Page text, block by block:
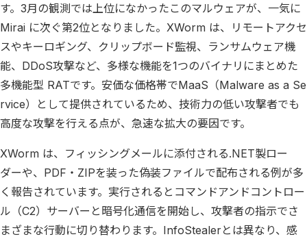
す。3月の観測では上位になかったこのマルウェアが、一気に
Mirai に次ぐ第2位となりました。XWorm は、リモートアクセ
スやキーロギング、クリップボード監視、ランサムウェア機
能、DDoS攻撃など、多様な機能を1つのバイナリにまとめた
多機能型 RATです。安価な価格帯でMaaS（Malware as a Se
rvice）として提供されているため、技術力の低い攻撃者でも
高度な攻撃を行える点が、急速な拡大の要因です。
XWorm は、フィッシングメールに添付される.NET製ロー
ダーや、PDF・ZIPを装った偽装ファイルで配布される例が多
く報告されています。実行されるとコマンドアンドコントロー
ル（C2）サーバーと暗号化通信を開始し、攻撃者の指示でさ
まざまな行動に切り替わります。InfoStealerとは異なり、感